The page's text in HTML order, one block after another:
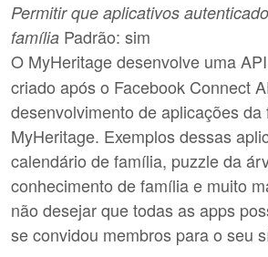
Permitir que aplicativos
família Padrão: sim
O MyHeritage desenvolve uma
criado após o Facebook Connect
desenvolvimento de aplicações
MyHeritage. Exemplos dessas
calendário de família, puzzle da
conhecimento de família e muito
não desejar que todas as apps
se convidou membros para o seu